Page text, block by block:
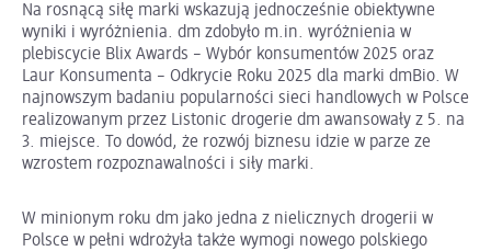
Na rosnącą siłę marki wskazują jednocześnie obiektywne
wyniki i wyróżnienia. dm zdobyło m.in. wyróżnienia w
plebiscycie Blix Awards – Wybór konsumentów 2025 oraz
Laur Konsumenta – Odkrycie Roku 2025 dla marki dmBio. W
najnowszym badaniu popularności sieci handlowych w Polsce
realizowanym przez Listonic drogerie dm awansowały z 5. na
3. miejsce. To dowód, że rozwój biznesu idzie w parze ze
wzrostem rozpoznawalności i siły marki.
W minionym roku dm jako jedna z nielicznych drogerii w
Polsce w pełni wdrożyła także wymogi nowego polskiego